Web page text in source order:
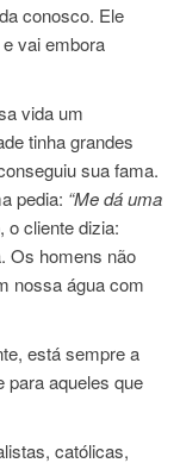
conosco. Ele
vai embora
vida um
tinha grandes
sua fama.
pedia: “Me dá uma
o cliente dizia:
Os homens não
nossa água com
está sempre a
para aqueles que
católicas,